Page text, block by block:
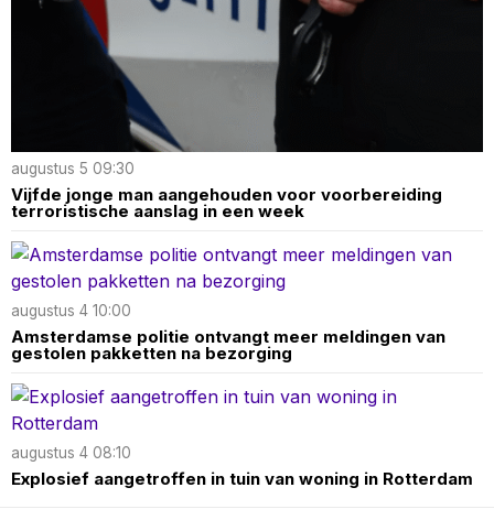
augustus 5 09:30
Vijfde jonge man aangehouden voor voorbereiding
terroristische aanslag in een week
augustus 4 10:00
Amsterdamse politie ontvangt meer meldingen van
gestolen pakketten na bezorging
augustus 4 08:10
Explosief aangetroffen in tuin van woning in Rotterdam